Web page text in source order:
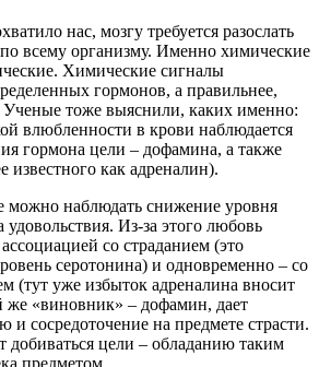
нас, мозгу требуется разослать
всему организму. Именно химические
Химические сигналы
гормонов, а правильнее,
Ученые тоже выяснили, каких именно:
влюбленности в крови наблюдается
гормона цели – дофамина, а также
известного как адреналин).
можно наблюдать снижение уровня
Из-за этого любовь
со страданием (это
серотонина) и одновременно – со
(тут уже избыток адреналина вносит
же «виновник» – дофамин, дает
сосредоточение на предмете страсти.
добиваться цели – обладанию таким
предметом.